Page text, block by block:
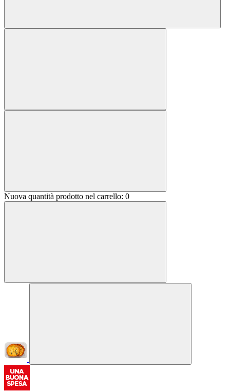
Nuova quantità prodotto nel carrello: 0